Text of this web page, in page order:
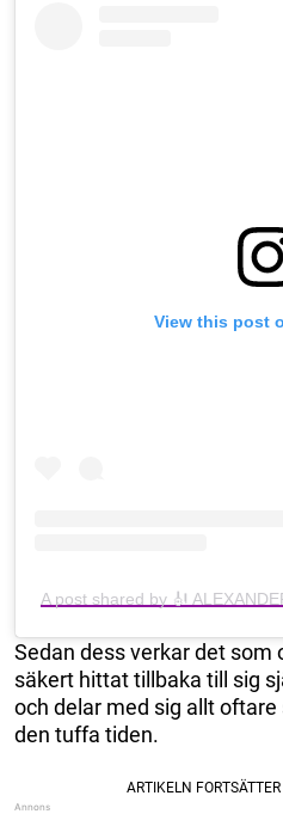
View this post
A post shared by 🎻
Sedan dess verkar det
säkert hittat tillbaka till sig
och delar med sig allt
den tuffa tiden.